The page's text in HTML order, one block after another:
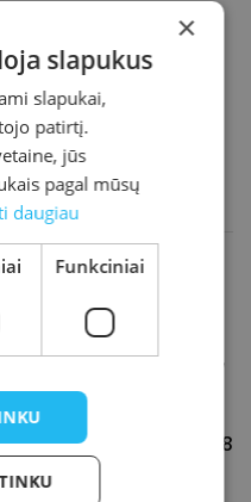
Auksas. 1948 m. žuvo
bažnyčiosšventoriaus
kovose dėl
„Eglės“ leidykla, 2016,
100-9.
Rita Vaitkienė, 2018
×
slapukus
slapukai,
patirtį.
jūs
pagal mūsų
daugiau
Funkciniai